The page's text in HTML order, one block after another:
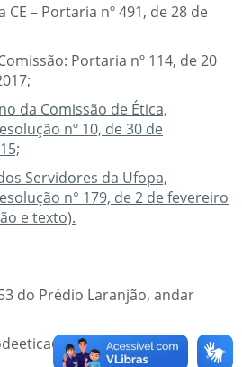
– Portaria nº 491, de 28 de
Portaria nº 114, de 20
da Comissão de Ética,
nº 10, de 30 de
Servidores da Ufopa,
n° 179, de 2 de fevereiro
e texto).
do Prédio Laranjão, andar